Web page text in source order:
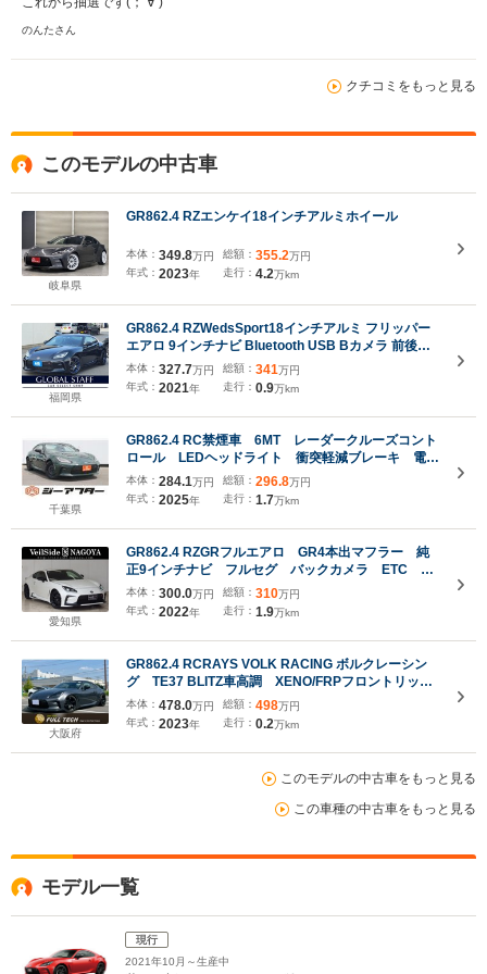
のんたさん
クチコミをもっと見る
このモデルの中古車
岐阜県
GR862.4 RZエンケイ18インチアルミホイール
本体： 349.8万円
年式： 2023年
総額： 355.2万円
走行： 4.2万km
福岡県
GR862.4 RZWedsSport18インチアルミ フリッパー
エアロ 9インチナビ Bluetooth USB Bカメラ 前後ド
ラレコ ETC ハーフレザー シートヒーター GRフロア
マット LEDライト 横滑り制御 クルーズコントロール
本体： 327.7万円
年式： 2021年
総額： 341万円
走行： 0.9万km
千葉県
GR862.4 RC禁煙車 6MT レーダークルーズコント
ロール LEDヘッドライト 衝突軽減ブレーキ 電動
格納ミラー クリアランスソナー スマートキー キ
ーレスエントリー レーンアシスト ABS ESC
本体： 284.1万円
年式： 2025年
総額： 296.8万円
走行： 1.7万km
愛知県
GR862.4 RZGRフルエアロ GR4本出マフラー 純
正9インチナビ フルセグ バックカメラ ETC ハ
ーフレザーシート シートヒーター 純正LEDヘッド
ライト クルコン 純正18AW 革巻ステアリング
本体： 300.0万円
年式： 2022年
総額： 310万円
走行： 1.9万km
大阪府
GR862.4 RCRAYS VOLK RACING ボルクレーシン
グ TE37 BLITZ車高調 XENO/FRPフロントリップ
スポイラー 禁煙 1オーナー キャンディブラック
塗装 アドバンネオバ RECAROシート ティアノ
ブラック ETC TV 9型ナビ
本体： 478.0万円
年式： 2023年
総額： 498万円
走行： 0.2万km
このモデルの中古車をもっと見る
この車種の中古車をもっと見る
モデル一覧
現行
2021年10月～生産中